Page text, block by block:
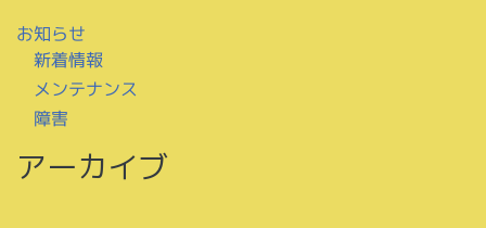
お知らせ
新着情報
メンテナンス
障害
アーカイブ